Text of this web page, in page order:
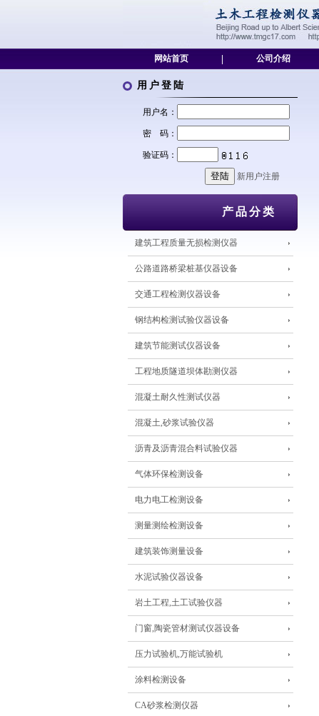
网站首页
公司介绍
用户登陆
用户名：
密 码：
验证码：
新用户注册
产品分类
建筑工程质量无损检测仪器
公路道路桥梁桩基仪器设备
交通工程检测仪器设备
钢结构检测试验仪器设备
建筑节能测试仪器设备
工程地质隧道坝体勘测仪器
混凝土耐久性测试仪器
混凝土,砂浆试验仪器
沥青及沥青混合料试验仪器
气体环保检测设备
电力电工检测设备
测量测绘检测设备
建筑装饰测量设备
水泥试验仪器设备
岩土工程,土工试验仪器
门窗,陶瓷管材测试仪器设备
压力试验机,万能试验机
涂料检测设备
CA砂浆检测仪器